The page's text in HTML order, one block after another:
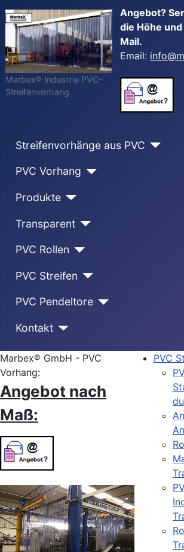
Marbex® Industrie PVC-
Streifenvorhang
Angebot?
die Höhe
Mail.
Email:
Streifenvorhänge aus PVC
PVC Vorhang
Produkte
Transparent
PVC Rollen
PVC Streifen
PVC Pendeltore
Kontakt
Marbex® GmbH - PVC
Vorhang:
Angebot nach
Maß:
PVC